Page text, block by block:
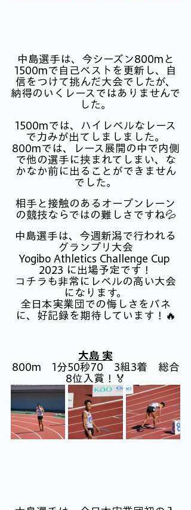
中島選手は、今シーズン800mと
1500mで自己ベストを更新し、自
信をつけて挑んだ大会でしたが、
納得のいくレースではありませんで
した。
1500mでは、ハイレベルなレース
で力みが出てしましました。
800mでは、レース展開の中で内側
で他の選手に挟まれてしまい、な
かなか前に出ることができません
でした。
相手と接触のあるオープンレーン
の競技ならではの難しさですね💦
中島選手は、今週新潟で行われる
グランプリ大会
Yogibo Athletics Challenge Cup
2023 に出場予定です！
コチラも非常にレベルの高い大会
になります。
全日本実業団での悔しさをバネ
に、好記録を期待しています！🔥
大島 実
800m　1分50秒70　3組3着　総合
8位入賞！🏅